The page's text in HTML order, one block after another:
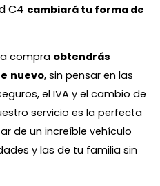
C4 cambiará tu forma de
compra obtendrás
nuevo, sin pensar en las
el IVA y el cambio de
servicio es la perfecta
de un increíble vehículo
y las de tu familia sin